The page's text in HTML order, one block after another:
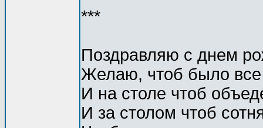
***
Поздравляю с днем
Желаю, чтоб было
И на столе чтоб
И за столом чтоб